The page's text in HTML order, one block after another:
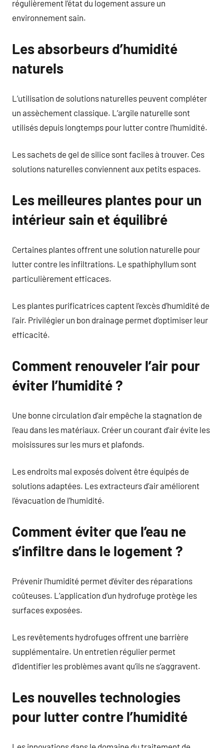
régulièrement l’état du logement assure un
environnement sain.
Les absorbeurs d’humidité
naturels
L’utilisation de solutions naturelles peuvent compléter
un assèchement classique. L’argile naturelle sont
utilisés depuis longtemps pour lutter contre l’humidité.
Les sachets de gel de silice sont faciles à trouver. Ces
solutions naturelles conviennent aux petits espaces.
Les meilleures plantes pour un
intérieur sain et équilibré
Certaines plantes offrent une solution naturelle pour
lutter contre les infiltrations. Le spathiphyllum sont
particulièrement efficaces.
Les plantes purificatrices captent l’excès d’humidité de
l’air. Privilégier un bon drainage permet d’optimiser leur
efficacité.
Comment renouveler l’air pour
éviter l’humidité ?
Une bonne circulation d’air empêche la stagnation de
l’eau dans les matériaux. Créer un courant d’air évite les
moisissures sur les murs et plafonds.
Les endroits mal exposés doivent être équipés de
solutions adaptées. Les extracteurs d’air améliorent
l’évacuation de l’humidité.
Comment éviter que l’eau ne
s’infiltre dans le logement ?
Prévenir l’humidité permet d’éviter des réparations
coûteuses. L’application d’un hydrofuge protège les
surfaces exposées.
Les revêtements hydrofuges offrent une barrière
supplémentaire. Un entretien régulier permet
d’identifier les problèmes avant qu’ils ne s’aggravent.
Les nouvelles technologies
pour lutter contre l’humidité